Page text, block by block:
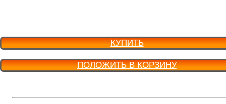
КУПИТЬ
ПОЛОЖИТЬ В КОРЗИНУ